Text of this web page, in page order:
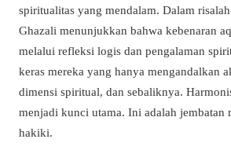
spiritualitas yang mendalam. Dalam
Ghazali menunjukkan bahwa kebenaran
melalui refleksi logis dan pengalaman
keras mereka yang hanya mengandalkan
dimensi spiritual, dan sebaliknya.
menjadi kunci utama. Ini adalah jembatan
hakiki.